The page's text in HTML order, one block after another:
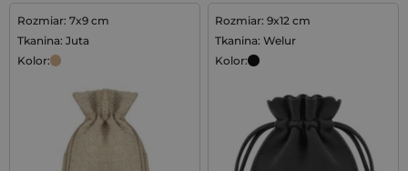
Rozmiar: 7x9 cm
Tkanina: Juta
Kolor:
Rozmiar: 9x12 cm
Tkanina: Welur
Kolor: